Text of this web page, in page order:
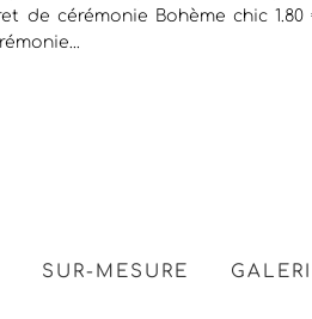
de cérémonie Bohème chic
SUR-MESURE